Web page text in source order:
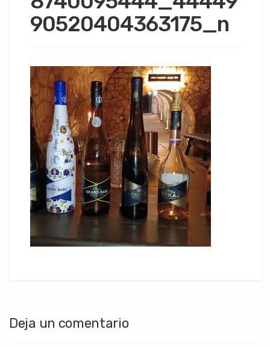
90520404363175_n
Deja un comentario